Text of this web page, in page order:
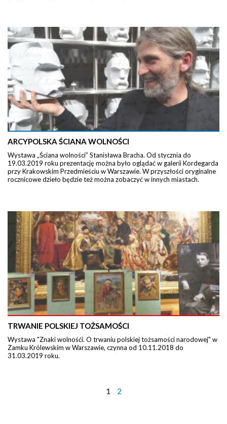
ARCYPOLSKA ŚCIANA WOLNOŚCI
Wystawa „Ściana wolności” Stanisława Bracha. Od stycznia do
19.03.2019 roku prezentację można było oglądać w galerii Kordegarda
przy Krakowskim Przedmieściu w Warszawie. W przyszłości oryginalne
rocznicowe dzieło będzie też można zobaczyć w innych miastach.
TRWANIE POLSKIEJ TOŻSAMOŚCI
Wystawa "Znaki wolnośći. O trwaniu polskiej tożsamości narodowej" w
Zamku Królewskim w Warszawie, czynna od 10.11.2018 do
31.03.2019 roku.
1 2